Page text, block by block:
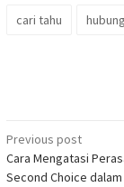
cari tahu
Post
navigation
Previous post
Cara Mengatasi
Second Choice